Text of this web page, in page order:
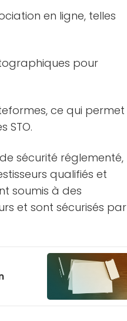
en ligne, telles
pour
ce qui permet
STO.
de sécurité réglementé,
qualifiés et
soumis à des
et sont sécurisés par